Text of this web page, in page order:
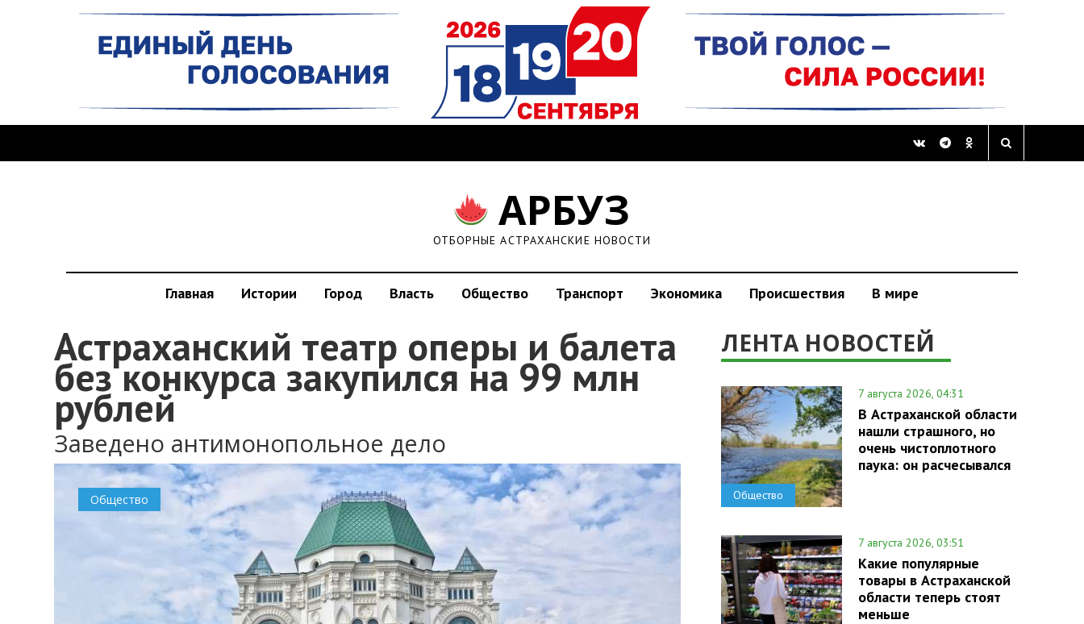
АРБУЗ
ОТБОРНЫЕ АСТРАХАНСКИЕ НОВОСТИ
Главная Истории Город Власть Общество Транспорт Экономика Происшествия В мире
Астраханский театр оперы и балета
без конкурса закупился на 99 млн
рублей
Заведено антимонопольное дело
Общество
ЛЕНТА НОВОСТЕЙ
Общество
7 августа 2026, 04:31
В Астраханской области
нашли страшного, но
очень чистоплотного
паука: он расчесывался
7 августа 2026, 03:51
Какие популярные
товары в Астраханской
области теперь стоят
меньше